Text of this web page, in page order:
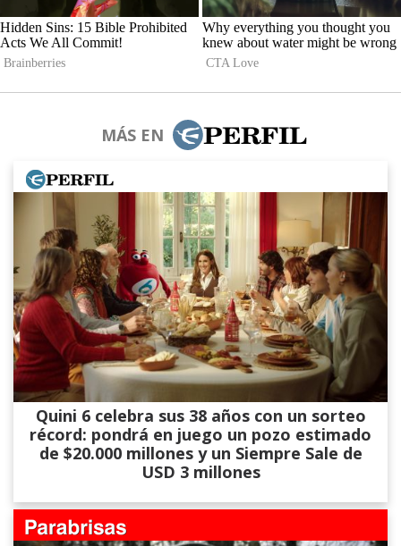
MÁS EN
Quini 6 celebra sus 38 años con un sorteo
récord: pondrá en juego un pozo estimado
de $20.000 millones y un Siempre Sale de
USD 3 millones